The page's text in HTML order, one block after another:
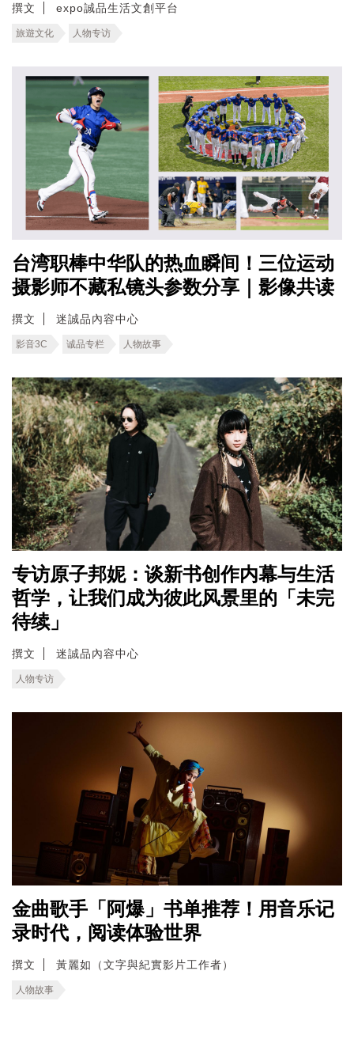
撰文 expo誠品生活文創平台
旅遊文化 人物专访
台湾职棒中华队的热血瞬间！三位运动
摄影师不藏私镜头参数分享｜影像共读
撰文 迷誠品內容中心
影音3C 诚品专栏 人物故事
专访原子邦妮：谈新书创作内幕与生活
哲学，让我们成为彼此风景里的「未完
待续」
撰文 迷誠品內容中心
人物专访
金曲歌手「阿爆」书单推荐！用音乐记
录时代，阅读体验世界
撰文 黃麗如（文字與紀實影片工作者）
人物故事